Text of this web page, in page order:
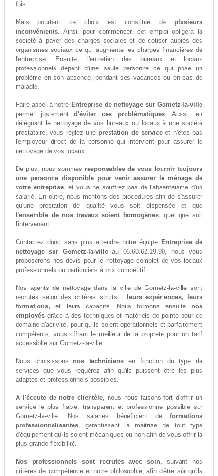
fois.
Mais pourtant ce choix est constitué de plusieurs
inconvénients. Ainsi, pour commencer, cet emploi obligera la
société à payer des charges sociales et de cotiser auprès des
organismes sociaux ce qui augmente les charges financières de
l'entreprise. Ensuite, l'entretien des bureaux et locaux
professionnels dépent d'une seule personne ce qui pose un
problème en son absence, pendant ses vacances ou en cas de
maladie.
Faire appel à notre Entreprise de nettoyage sur Gometz-la-ville
permet justementd'éviter ces problématiques. Aussi, en
déléguant le nettoyage de vos bureaux ou locaux à une société
prestataire, vous réglez une prestation de service et n'êtes pas
l'employeur direct de la personne qui intervient pour assurer le
nettoyage de vos locaux.
De plus, nous sommes responsables de vous fournir toujours
une personne disponible pour venir assurer le ménage de
votre entreprise, et vous ne souffrez pas de l'absentéisme d'un
salarié. En outre, nous montons des procédures afin de s'assurer
qu'une prestation de qualité vous soit dispensée et que
l'ensemble de nos travaux soient homogènes, quel que soit
l'intervenant.
Contactez donc sans plus attendre notre équipe Entreprise de
nettoyage sur Gometz-la-villeau 06.60.62.19.90, nous vous
proposerons nos devis pour le nettoyage complet de vos locaux
professionnels ou particuliers à prix compétitif.
Nos agents de nettoyage dans la ville de Gometz-la-ville sont
recrutés selon des critères stricts :
leurs expériences, leurs
formations, et leurs capacité. Nous formons ensuite nos
employésgrâce à des techniques et matériels de pointe pour ce
domaine d'activité, pour qu'ils soient opérationnels et parfaitement
compétents, vous offrant le meilleur de la propreté pour un tarif
accessiblle sur Gometz-la-ville.
Nous choisissons nos techniciens en fonction du type de
services que vous requérez afin qu'ils puissent être les plus
adaptés et professionnels possibles.
A l'écoute de notre clientèle, nous nous faisons fort d'offrir un
service le plus fiable, transparent et professionnel possible sur
Gometz-la-ville. Nos salariés bénéficient deformations
professionnalisantes, garantissant la maitrise de tout type
d'équipement qu'ils soient mécaniques ou non afin de vous offrir la
plus grande flexibilité.
Nos professionnels sont recrutés avec soin, suivant nos
critères de compétence et notre philosophie, afin d'être sûr qu'ils